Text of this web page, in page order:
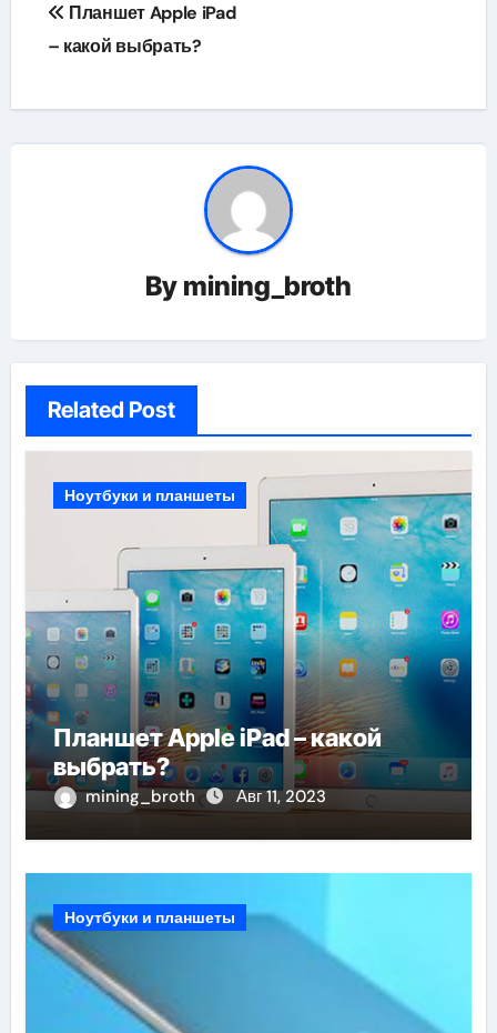
по
Планшет Apple iPad
– какой выбрать?
By mining_broth
Related Post
Ноутбуки и планшеты
Планшет Apple iPad – какой
выбрать?
mining_broth Авг 11, 2023
Ноутбуки и планшеты